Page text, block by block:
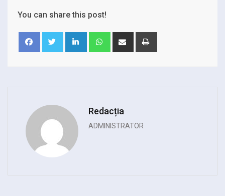
You can share this post!
LinkedIn WhatsappShare
Redacția
ADMINISTRATOR